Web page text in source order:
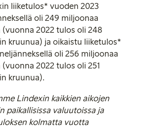
liiketulos* vuoden 2023
oli 249 miljoonaa
2022 tulos oli 248
kruunua) ja oikaistu liiketulos*
oli 256 miljoonaa
2022 tulos oli 251
kruunua).
Lindexin kaikkien aikojen
paikallisissa valuutoissa ja
kolmatta vuotta